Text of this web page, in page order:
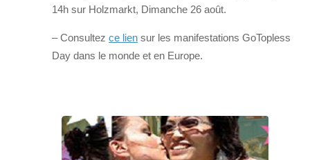
14h sur Holzmarkt, Dimanche 26 août.
– Consultez ce lien sur les manifestations GoTopless
Day dans le monde et en Europe.